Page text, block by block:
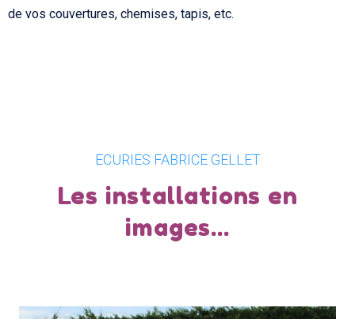
de vos couvertures, chemises, tapis, etc.
ECURIES FABRICE GELLET
Les installations en
images...